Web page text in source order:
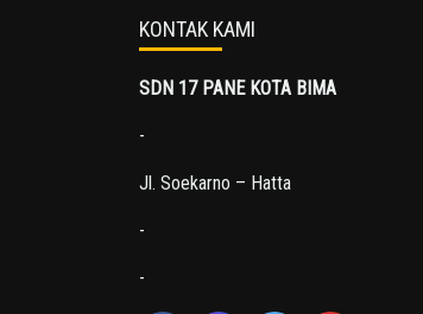
KONTAK KAMI
SDN 17 PANE KOTA BIMA
-
Jl. Soekarno – Hatta
-
-